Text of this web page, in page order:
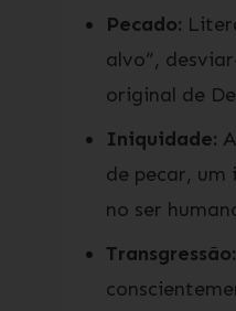
Pecado:
alvo”,
original de
Iniquidade:
de pecar, um
no ser
Transgressão: